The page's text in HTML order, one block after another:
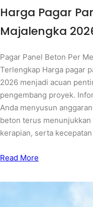
Harga Pagar
Majalengka
Pagar Panel Beton Per
Terlengkap Harga pagar
2026 menjadi acuan
pengembang proyek.
Anda menyusun
beton terus
kerapian, serta
Read More